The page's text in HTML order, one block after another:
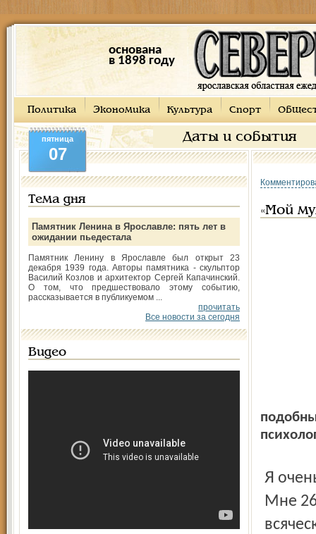
основана
в 1898 году
Политика Экономика Культура Спорт
Даты и события
пятница
07
Тема дня
Памятник Ленина в Ярославле: пять лет в
ожидании пьедестала
Памятник Ленину в Ярославле был открыт 23
декабря 1939 года. Авторы памятника - скульптор
Василий Козлов и архитектор Сергей Капачинский.
О том, что предшествовало этому событию,
рассказывается в публикуемом ...
прочитать
Все новости за сегодня
Видео
«Mой
Я очень хочу ребенка, мой муж категорически не хочет.
Мне